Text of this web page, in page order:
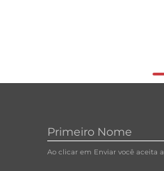
Ao clicar em Enviar você aceita a